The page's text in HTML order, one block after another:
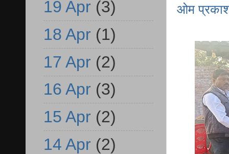
ओम
19 Apr (3)
18 Apr (1)
17 Apr (2)
16 Apr (3)
15 Apr (2)
14 Apr (2)